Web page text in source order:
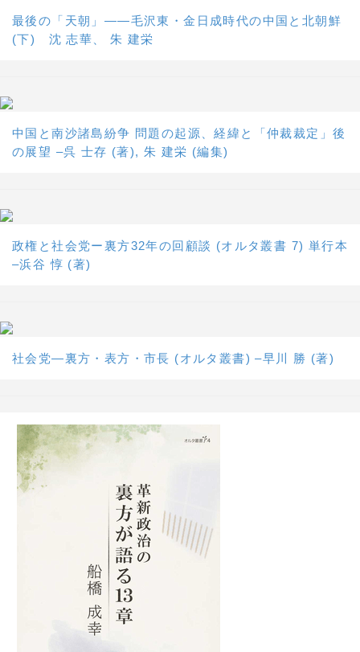
最後の「天朝」――毛沢東・金日成時代の中国と北朝鮮
(下) 沈 志華、 朱 建栄
中国と南沙諸島紛争 問題の起源、経緯と「仲裁裁定」後
の展望 –呉 士存 (著), 朱 建栄 (編集)
政権と社会党ー裏方32年の回顧談 (オルタ叢書 7) 単行本
–浜谷 惇 (著)
社会党―裏方・表方・市長 (オルタ叢書) –早川 勝 (著)